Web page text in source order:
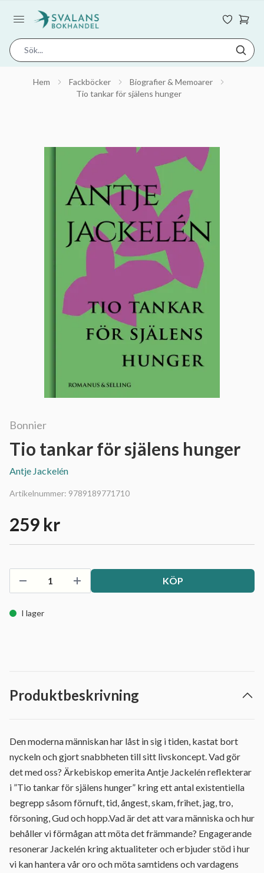
Hem Fackböcker
Biografier & Memoarer
Tio tankar för själens hunger
Bonnier
Tio tankar för själens hunger
Antje Jackelén
Artikelnummer: 9789189771710
259 kr
KÖP
I lager
Produktbeskrivning
Den moderna människan har låst in sig i tiden, kastat bort
nyckeln och gjort snabbheten till sitt livskoncept. Vad gör
det med oss? Ärkebiskop emerita Antje Jackelén reflekterar
i ”Tio tankar för själens hunger” kring ett antal existentiella
begrepp såsom förnuft, tid, ångest, skam, frihet, jag, tro,
försoning, Gud och hopp.Vad är det att vara människa och hur
behåller vi förmågan att möta det främmande? Engagerande
resonerar Jackelén kring aktualiteter och erbjuder stöd i hur
vi kan hantera vår oro och möta samtidens och vardagens